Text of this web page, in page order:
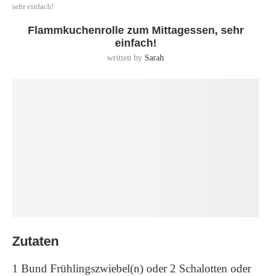
sehr einfach!
Flammkuchenrolle zum Mittagessen, sehr
einfach!
written by Sarah
Zutaten
1 Bund Frühlingszwiebel(n) oder 2 Schalotten oder